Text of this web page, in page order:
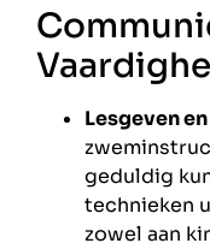
Lesgeven
geduldig
technieken
zowel aan